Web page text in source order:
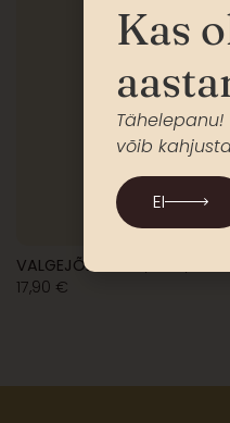
VALGEJÕE VALGE, 2018,
17,90 €
Kas
võib
EI